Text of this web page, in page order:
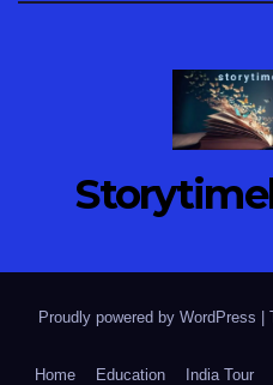
Proudly powered by WordPress
Home Education India Tour